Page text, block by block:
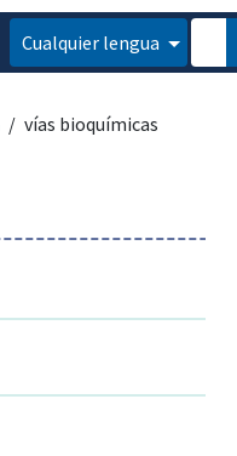
Cualquier lengua
vías bioquímicas